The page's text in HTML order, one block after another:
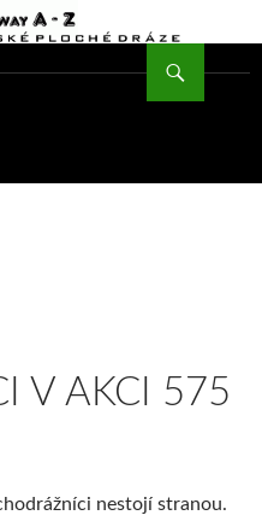
V AKCI 575
nestojí stranou.